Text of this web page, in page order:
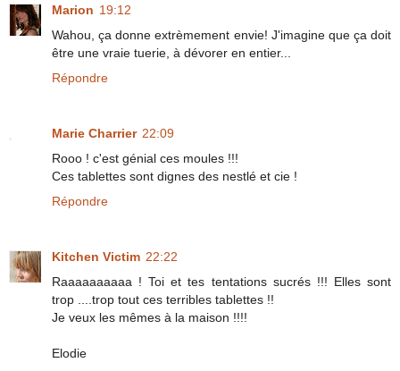
Marion 19:12
Wahou, ça donne extrèmement envie! J'imagine que ça doit
être une vraie tuerie, à dévorer en entier...
Répondre
Marie Charrier 22:09
Rooo ! c'est génial ces moules !!!
Ces tablettes sont dignes des nestlé et cie !
Répondre
Kitchen Victim 22:22
Raaaaaaaaaa ! Toi et tes tentations sucrés !!! Elles sont
trop ....trop tout ces terribles tablettes !!
Je veux les mêmes à la maison !!!!
Elodie